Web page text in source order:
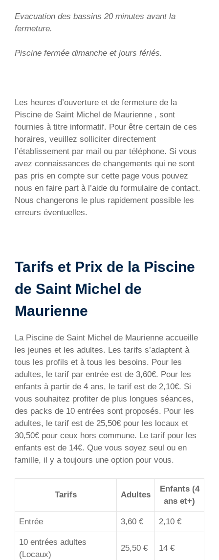
Evacuation des bassins 20 minutes avant la
fermeture.
Piscine fermée dimanche et jours fériés.
Les heures d’ouverture et de fermeture de la
Piscine de Saint Michel de Maurienne , sont
fournies à titre informatif. Pour être certain de ces
horaires, veuillez solliciter directement
l’établissement par mail ou par téléphone. Si vous
avez connaissances de changements qui ne sont
pas pris en compte sur cette page vous pouvez
nous en faire part à l’aide du formulaire de contact.
Nous changerons le plus rapidement possible les
erreurs éventuelles.
Tarifs et Prix de la Piscine
de Saint Michel de
Maurienne
La Piscine de Saint Michel de Maurienne accueille
les jeunes et les adultes. Les tarifs s’adaptent à
tous les profils et à tous les besoins. Pour les
adultes, le tarif par entrée est de 3,60€. Pour les
enfants à partir de 4 ans, le tarif est de 2,10€. Si
vous souhaitez profiter de plus longues séances,
des packs de 10 entrées sont proposés. Pour les
adultes, le tarif est de 25,50€ pour les locaux et
30,50€ pour ceux hors commune. Le tarif pour les
enfants est de 14€. Que vous soyez seul ou en
famille, il y a toujours une option pour vous.
Tarifs Adultes
Enfants (4
ans et+)
Entrée 3,60 € 2,10 €
10 entrées adultes
(Locaux)
25,50 € 14 €